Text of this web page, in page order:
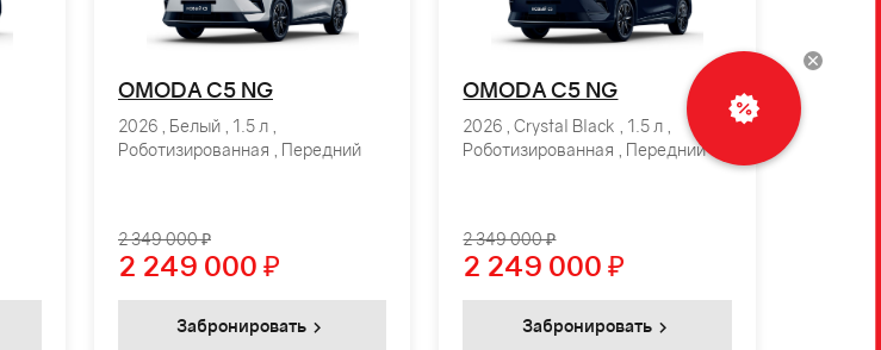
OMODA C5 NG
2026 , Белый , 1.5 л ,
Роботизированная , Передний
2 349 000 ₽
2 249 000 ₽
Забронировать
OMODA C5 NG
2026 , Crystal Black , 1.5 л ,
Роботизированная , Передний
2 349 000 ₽
2 249 000 ₽
Забронировать